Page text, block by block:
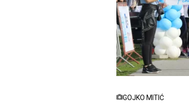
GOJKO MITIĆ